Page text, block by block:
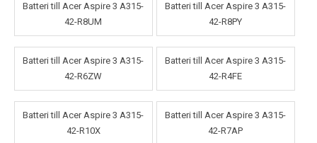
Batteri till Acer Aspire 3 A315-
42-R8UM
Batteri till Acer Aspire 3 A315-
42-R8PY
Batteri till Acer Aspire 3 A315-
42-R6ZW
Batteri till Acer Aspire 3 A315-
42-R4FE
Batteri till Acer Aspire 3 A315-
42-R10X
Batteri till Acer Aspire 3 A315-
42-R7AP